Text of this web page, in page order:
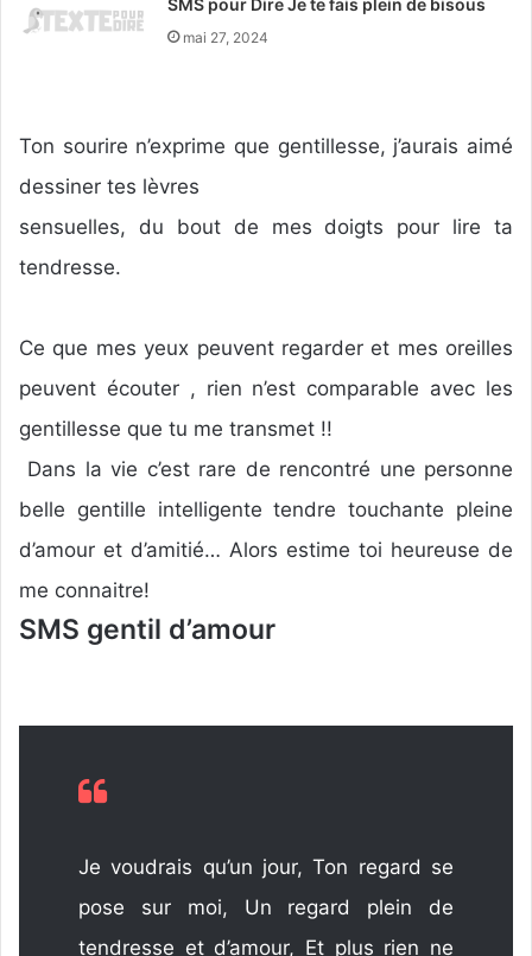
mai 27, 2024
Ton sourire n’exprime que gentillesse, j’aurais aimé
dessiner tes lèvres
sensuelles, du bout de mes doigts pour lire ta
tendresse.
Ce que mes yeux peuvent regarder et mes oreilles
peuvent écouter , rien n’est comparable avec les
gentillesse que tu me transmet !!
Dans la vie c’est rare de rencontré une personne
belle gentille intelligente tendre touchante pleine
d’amour et d’amitié… Alors estime toi heureuse de
me connaitre!
SMS gentil d’amour
Je voudrais qu’un jour, Ton regard se
pose sur moi, Un regard plein de
tendresse et d’amour, Et plus rien ne